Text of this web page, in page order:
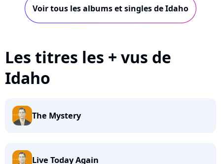
Voir tous les albums et singles de Idaho
Les titres les + vus de
Idaho
The Mystery
Live Today Again